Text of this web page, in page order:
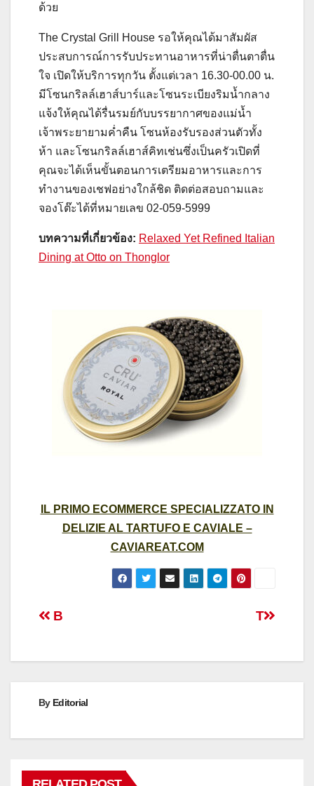
ด้วย
The Crystal Grill House รอให้คุณได้มาสัมผัส
ประสบการณ์การรับประทานอาหารที่น่าตื่นตาตื่น
ใจ เปิดให้บริการทุกวัน ตั้งแต่เวลา 16.30-00.00 น.
มีโซนกริลล์เฮาส์บาร์และโซนระเบียงริมน้ำกลาง
แจ้งให้คุณได้รื่นรมย์กับบรรยากาศของแม่น้ำ
เจ้าพระยายามค่ำคืน โซนห้องรับรองส่วนตัวทั้ง
ห้า และโซนกริลล์เฮาส์คิทเช่นซึ่งเป็นครัวเปิดที่
คุณจะได้เห็นขั้นตอนการเตรียมอาหารและการ
ทำงานของเชฟอย่างใกล้ชิด ติดต่อสอบถามและ
จองโต๊ะได้ที่หมายเลข 02-059-5999
บทความที่เกี่ยวข้อง: Relaxed Yet Refined Italian
Dining at Otto on Thonglor
IL PRIMO ECOMMERCE SPECIALIZZATO IN
DELIZIE AL TARTUFO E CAVIALE –
CAVIAREAT.COM
Post
T
B
By Editorial